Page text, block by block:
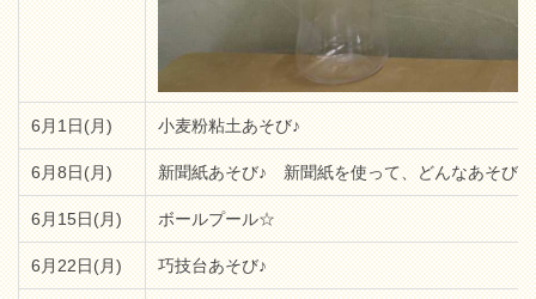
6月1日(月) 小麦粉粘土あそび♪
6月8日(月) 新聞紙あそび♪ 新聞紙を使って、どんなあそび
6月15日(月) ボールプール☆
6月22日(月) 巧技台あそび♪